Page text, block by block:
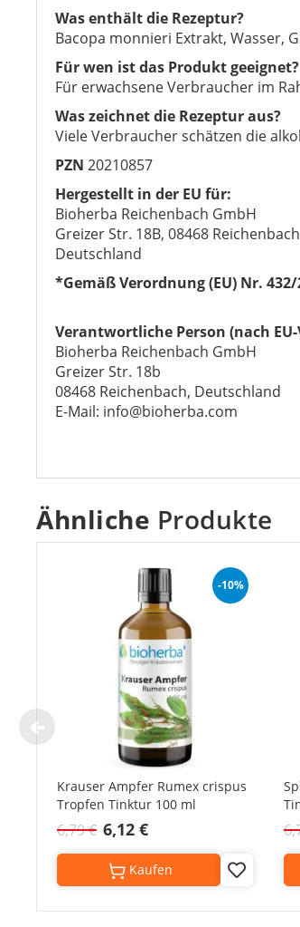
Was enthält die Rezeptur?
Bacopa monnieri Extrakt, Wasser,
Für wen ist das Produkt geeignet?
Für erwachsene Verbraucher im
Was zeichnet die Rezeptur aus?
Viele Verbraucher schätzen die
PZN 20210857
Hergestellt in der EU für:
Bioherba Reichenbach GmbH
Greizer Str. 18B, 08468 Reichenbach
Deutschland
*Gemäß Verordnung (EU) Nr. 432/
Verantwortliche Person (nach
Bioherba Reichenbach GmbH
Greizer Str. 18b
08468 Reichenbach, Deutschland
E-Mail: info@bioherba.com
Ähnliche Produkte
-10%
Krauser Ampfer Rumex crispus
Tropfen Tinktur 100 ml
6,12 €
6,79 €
Add
Wish
Kaufen